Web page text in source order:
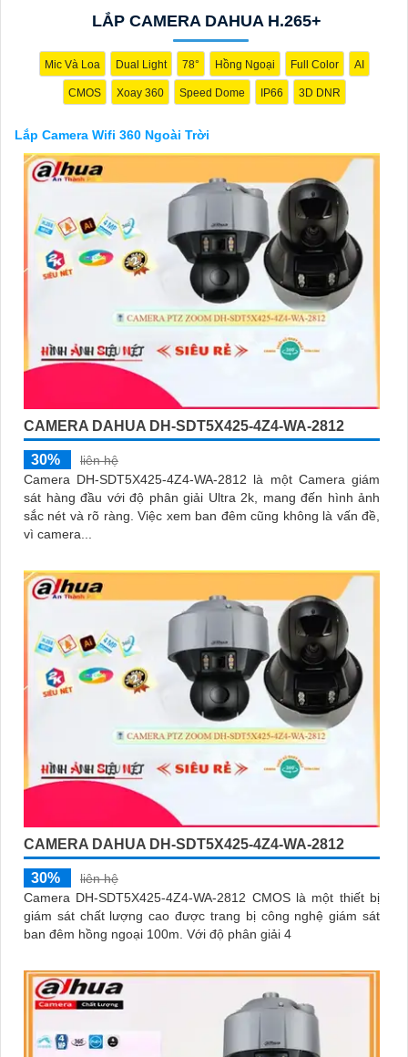
camera wifi 360 ngoài trời, bạn có thể yên tâm mà không cần lo
lắng về việc bị xâm nhập hoặc mất trội tài sản.
LẮP CAMERA DAHUA H.265+
Mic Và Loa Dual Light 78° Hồng Ngoại Full Color AI
CMOS Xoay 360 Speed Dome IP66 3D DNR
Lắp Camera Wifi 360 Ngoài Trời
CAMERA DAHUA DH-SDT5X425-4Z4-WA-2812
30%
liên hệ
Camera DH-SDT5X425-4Z4-WA-2812 là một Camera giám
sát hàng đầu với độ phân giải Ultra 2k, mang đến hình ảnh
sắc nét và rõ ràng. Việc xem ban đêm cũng không là vấn đề,
vì camera...
CAMERA DAHUA DH-SDT5X425-4Z4-WA-2812
30%
liên hệ
Camera DH-SDT5X425-4Z4-WA-2812 CMOS là một thiết bị
giám sát chất lượng cao được trang bị công nghệ giám sát
ban đêm hồng ngoại 100m. Với độ phân giải 4